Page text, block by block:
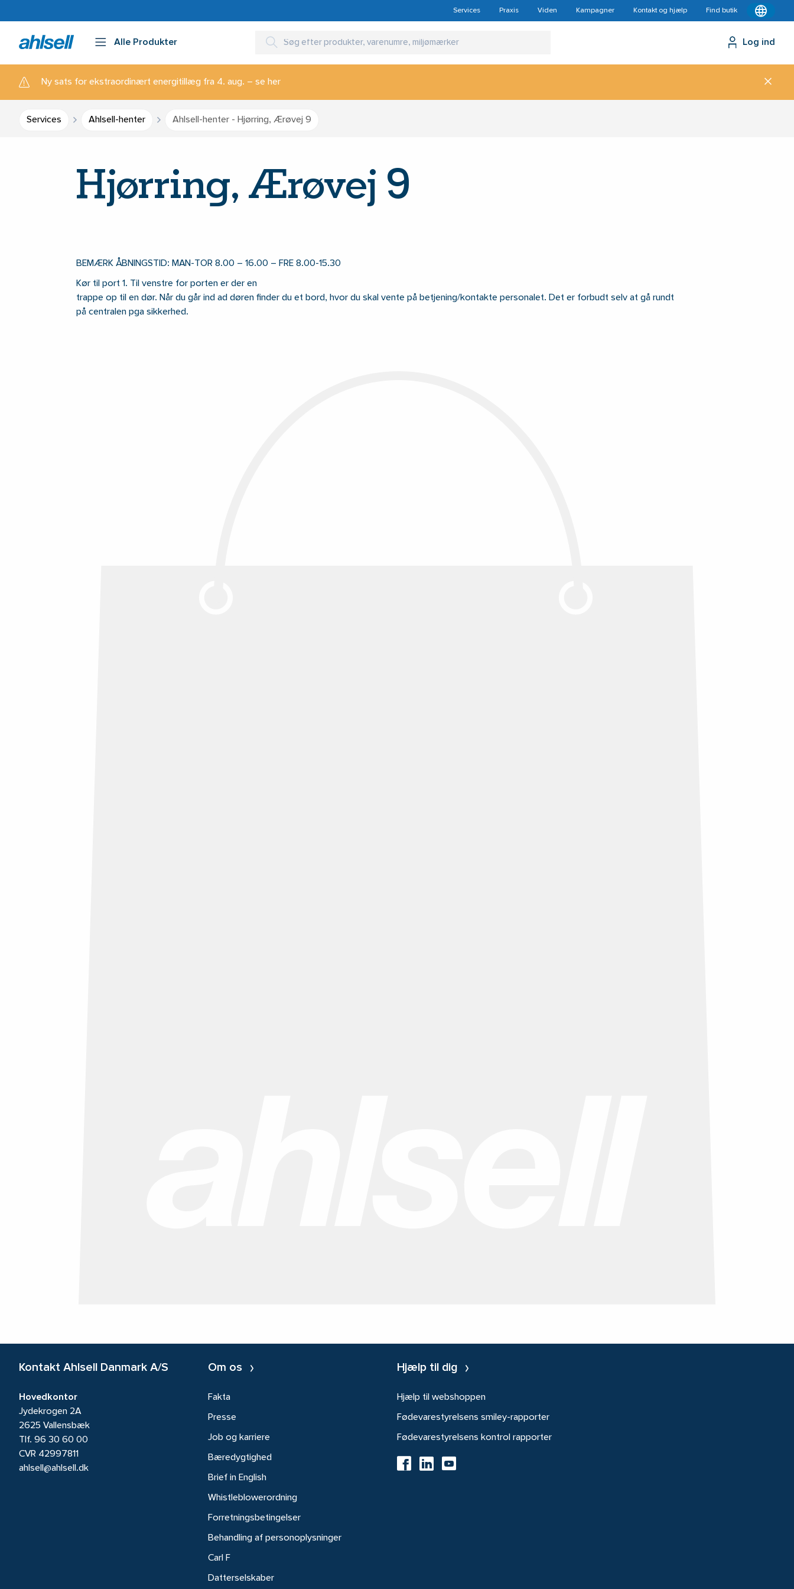
Services Praxis Viden Kampagner Kontakt og hjælp Find butik
Alle Produkter Log ind
Ny sats for ekstraordinært energitillæg fra 4. aug. – se her
Services Ahlsell-henter Ahlsell-henter - Hjørring, Ærøvej 9
Hjørring, Ærøvej 9
BEMÆRK ÅBNINGSTID: MAN-TOR 8.00 – 16.00 – FRE 8.00-15.30
Kør til port 1. Til venstre for porten er der en
trappe op til en dør. Når du går ind ad døren finder du et bord, hvor du skal vente på betjening/kontakte personalet. Det er forbudt selv at gå rundt
på centralen pga sikkerhed.
Kontakt Ahlsell Danmark A/S
Hovedkontor
Jydekrogen 2A
2625 Vallensbæk
Tlf. 96 30 60 00
CVR 42997811
ahlsell@ahlsell.dk
Om os
Fakta
Presse
Job og karriere
Bæredygtighed
Brief in English
Whistleblowerordning
Forretningsbetingelser
Behandling af personoplysninger
Carl F
Datterselskaber
Hjælp til dig
Hjælp til webshoppen
Fødevarestyrelsens smiley-rapporter
Fødevarestyrelsens kontrol rapporter